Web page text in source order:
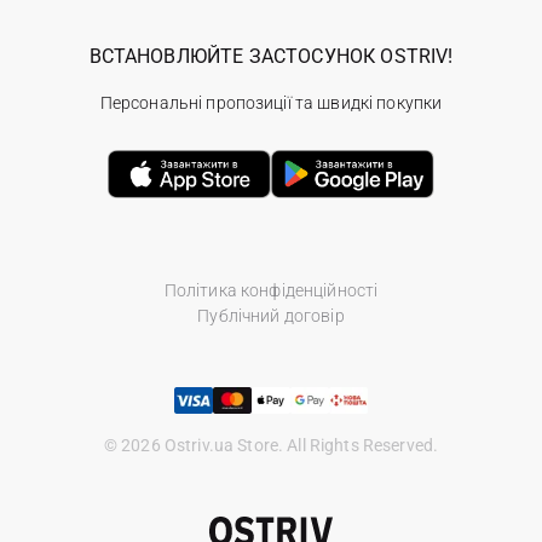
Політика конфіденційності
Публічний договір
© 2026 Ostriv.ua Store. All Rights Reserved.
ВСТАНОВЛЮЙТЕ ЗАСТОСУНОК OSTRIV!
Персональні пропозиції та швидкі покупки